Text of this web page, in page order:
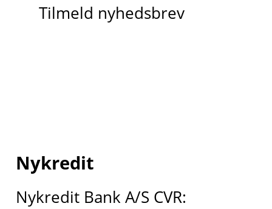
Tilmeld nyhedsbrev
Nykredit
Nykredit Bank A/S CVR: